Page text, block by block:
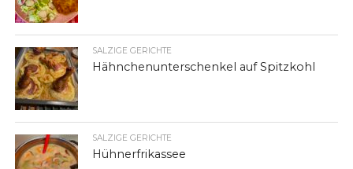
SALZIGE GERICHTE
Hähnchenunterschenkel auf Spitzkohl
SALZIGE GERICHTE
Hühnerfrikassee